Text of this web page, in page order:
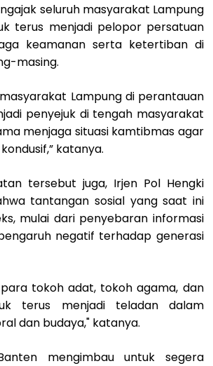
seluruh masyarakat Lampung
terus menjadi pelopor persatuan
keamanan serta ketertiban di
masing.
Lampung di perantauan
penyejuk di tengah masyarakat
menjaga situasi kamtibmas agar
katanya.
tersebut juga, Irjen Pol Hengki
tantangan sosial yang saat ini
mulai dari penyebaran informasi
negatif terhadap generasi
tokoh adat, tokoh agama, dan
terus menjadi teladan dalam
dan budaya," katanya.
mengimbau untuk segera